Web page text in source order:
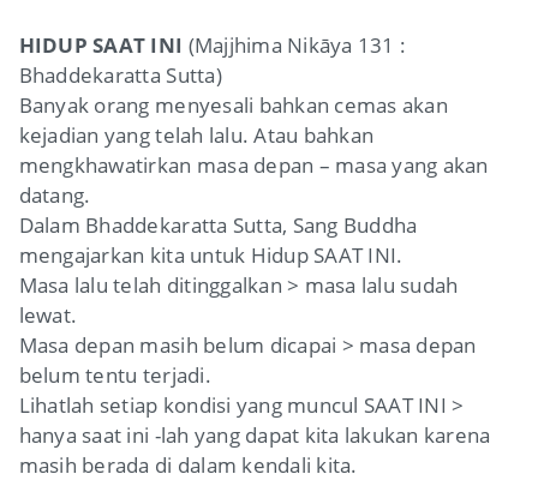
HIDUP SAAT INI (Majjhima Nikāya 131 :
Bhaddekaratta Sutta)
Banyak orang menyesali bahkan cemas akan
kejadian yang telah lalu. Atau bahkan
mengkhawatirkan masa depan – masa yang akan
datang.
Dalam Bhaddekaratta Sutta, Sang Buddha
mengajarkan kita untuk Hidup SAAT INI.
Masa lalu telah ditinggalkan > masa lalu sudah
lewat.
Masa depan masih belum dicapai > masa depan
belum tentu terjadi.
Lihatlah setiap kondisi yang muncul SAAT INI >
hanya saat ini -lah yang dapat kita lakukan karena
masih berada di dalam kendali kita.